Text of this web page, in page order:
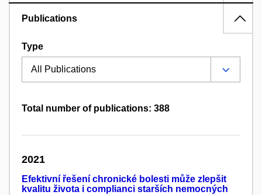
Publications
Type
Total number of publications: 388
2021
Efektivní řešení chronické bolesti může zlepšit
kvalitu života i complianci starších nemocných